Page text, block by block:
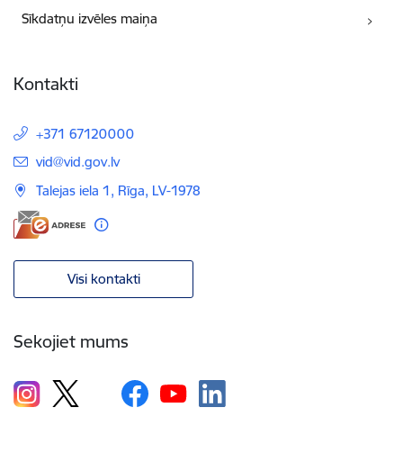
Sīkdatņu izvēles maiņa
Kontakti
+371 67120000
E-pasts:
vid@vid.gov.lv
Talejas iela 1, Rīga, LV-1978
Visi kontakti
Sekojiet mums